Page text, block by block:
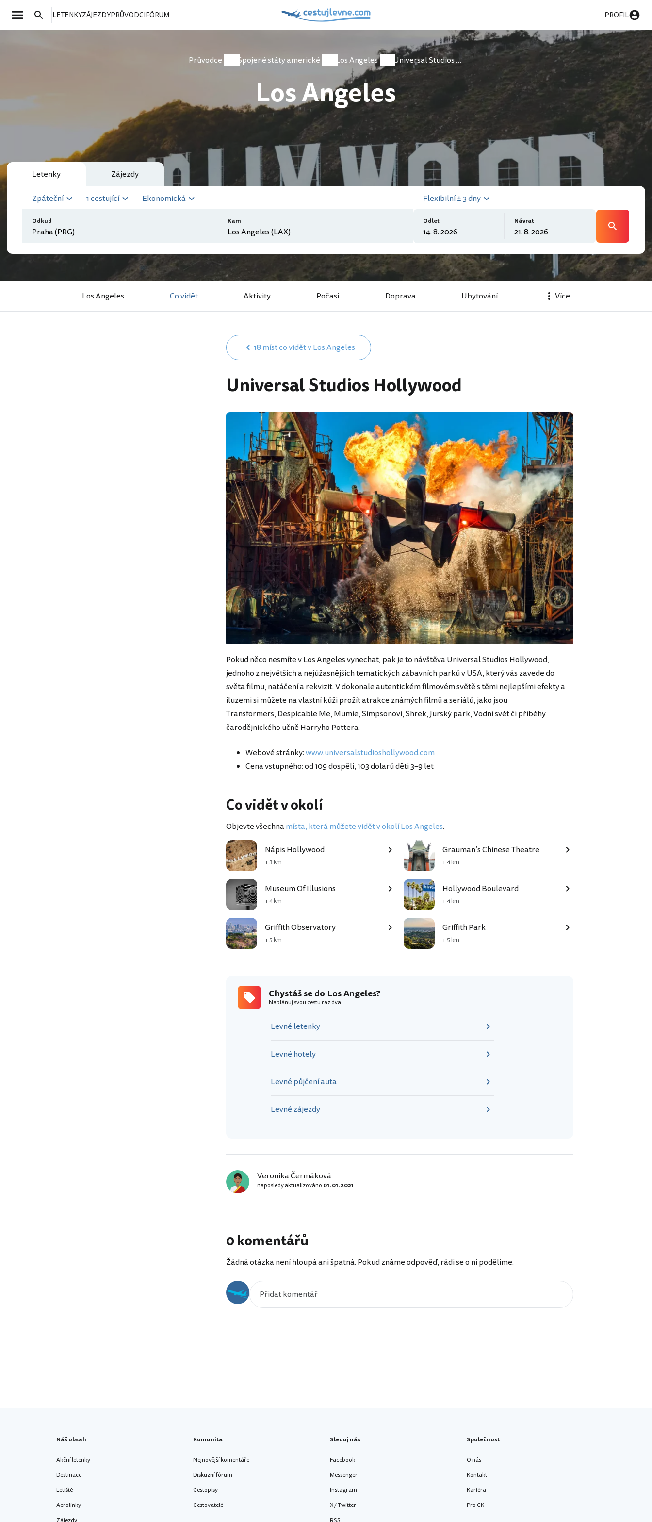
LETENKYZÁJEZDYPRŮVODCIFÓRUM PROFIL
Průvodce Spojené státy americké Los Angeles Universal Studios Hollywood
Los Angeles
Letenky Zájezdy
Zpáteční 1 cestující Ekonomická
Odkud Kam
Flexibilní ± 3 dny
Odlet Návrat
Los Angeles Co vidět Aktivity Počasí Doprava Ubytování Více
18 míst co vidět v Los Angeles
Universal Studios Hollywood
Pokud něco nesmíte v Los Angeles vynechat, pak je to návštěva Universal Studios Hollywood,
jednoho z největších a nejúžasnějších tematických zábavních parků v USA, který vás zavede do
světa filmu, natáčení a rekvizit. V dokonale autentickém filmovém světě s těmi nejlepšími efekty a
iluzemi si můžete na vlastní kůži prožít atrakce známých filmů a seriálů, jako jsou
Transformers, Despicable Me, Mumie, Simpsonovi, Shrek, Jurský park, Vodní svět či příběhy
čarodějnického učně Harryho Pottera.
Webové stránky:www.universalstudioshollywood.com
Cena vstupného: od 109 dospělí, 103 dolarů děti 3–9 let
Co vidět v okolí
Objevte všechnamísta, která můžete vidět v okolí Los Angeles.
Nápis Hollywood
+ 3 km
Grauman’s Chinese Theatre
+ 4 km
Museum Of Illusions
+ 4 km
Hollywood Boulevard
+ 4 km
Griffith Observatory
+ 5 km
Griffith Park
+ 5 km
Chystáš se do Los Angeles?
Naplánuj svou cestu raz dva
Levné letenky
Levné hotely
Levné půjčení auta
Levné zájezdy
Veronika Čermáková
naposledy aktualizováno 01. 01. 2021
0 komentářů
Žádná otázka není hloupá ani špatná. Pokud známe odpověď, rádi se o ni podělíme.
Náš obsah
Akční letenky
Destinace
Letiště
Aerolinky
Komunita
Nejnovější komentáře
Diskuzní fórum
Cestopisy
Cestovatelé
Sleduj nás
Facebook
Messenger
Instagram
X / Twitter
Společnost
O nás
Kontakt
Kariéra
Pro CK